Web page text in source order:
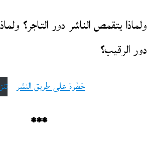
ولماذا يتقمص الناشر دور التاجر؟
دور الرقيب؟
خطوة على طريق النشر
***